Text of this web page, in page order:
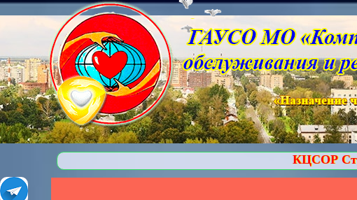
КЦСОР Ступинский -